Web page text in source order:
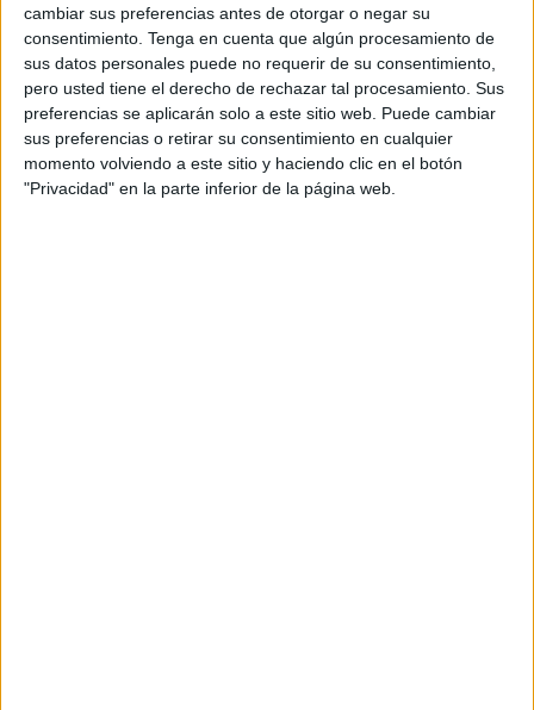
cambiar sus preferencias antes de otorgar o negar su
consentimiento. Tenga en cuenta que algún procesamiento de
sus datos personales puede no requerir de su consentimiento,
pero usted tiene el derecho de rechazar tal procesamiento. Sus
preferencias se aplicarán solo a este sitio web. Puede cambiar
sus preferencias o retirar su consentimiento en cualquier
momento volviendo a este sitio y haciendo clic en el botón
"Privacidad" en la parte inferior de la página web.